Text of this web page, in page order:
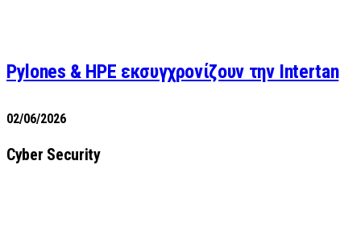
Pylones & HPE εκσυγχρονίζουν την Intertan
02/06/2026
Cyber Security